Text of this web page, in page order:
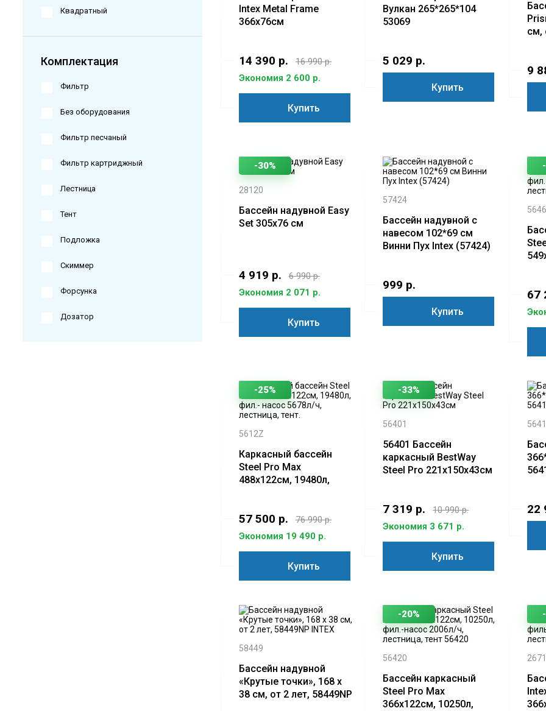
Квадратный
Комплектация
Фильтр
Без оборудования
Фильтр песчаный
Фильтр картриджный
Лестница
Тент
Подложка
Скиммер
Форсунка
Дозатор
Intex Metal Frame
366х76см
14 390 р.
16 990 р.
Экономия 2 600 р.
Купить
Вулкан 265*265*104
53069
5 029 р.
Купить
см,
9
-30%
28120
Бассейн надувной Easy
Set 305x76 см
4 919 р.
6 990 р.
Экономия 2 071 р.
Купить
57424
Бассейн надувной с
навесом 102*69 см
Винни Пух Intex (57424)
999 р.
Купить
67
-25%
5612Z
Каркасный бассейн
Steel Pro Max
488х122см, 19480л,
57 500 р.
76 990 р.
Экономия 19 490 р.
Купить
-33%
56401
56401 Бассейн
каркасный BestWay
Steel Pro 221x150x43см
7 319 р.
10 990 р.
Экономия 3 671 р.
Купить
22
58449
Бассейн надувной
«Крутые точки», 168 х
38 см, от 2 лет, 58449NP
-20%
56420
Бассейн каркасный
Steel Pro Max
366х122см, 10250л,